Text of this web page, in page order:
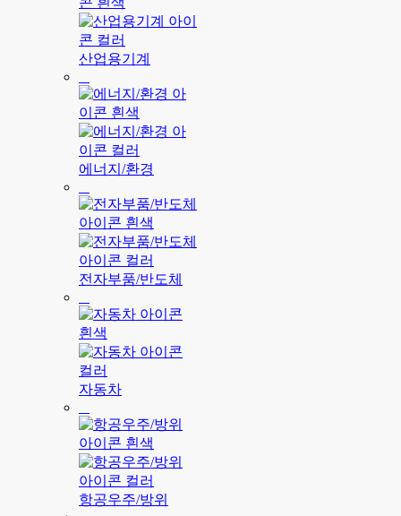
산업용기계
에너지/환경
전자부품/반도체
자동차
항공우주/방위